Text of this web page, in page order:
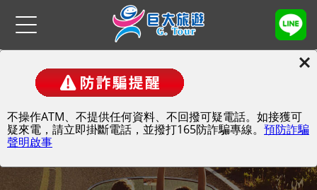
不操作ATM、不提供任何資料、不回撥可疑電話。如接獲可
疑來電，請立即掛斷電話，並撥打165防詐騙專線。 預防詐騙
聲明啟事
主題項目
古文明．土耳其